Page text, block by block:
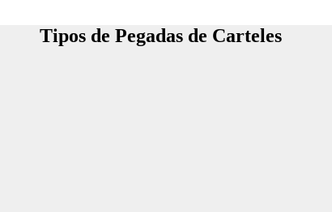
Tipos de Pegadas de Carteles